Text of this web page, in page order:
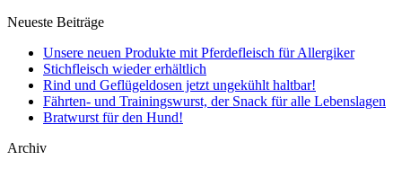
Neueste Beiträge
Unsere neuen Produkte mit Pferdefleisch für Allergiker
Stichfleisch wieder erhältlich
Rind und Geflügeldosen jetzt ungekühlt haltbar!
Fährten- und Trainingswurst, der Snack für alle Lebenslagen
Bratwurst für den Hund!
Archiv